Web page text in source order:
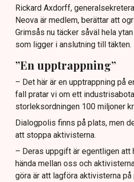
Rickard Axdorff,
Neova är medlem, berättar att
Grimsås nu täcker såväl hela
som ligger i anslutning till täkten.
”En upptrappning”
– Det här är en upptrappning på
fall pratar vi om ett
storleksordningen 100 miljoner
Dialogpolis finns på plats, men
att stoppa aktivisterna.
– Deras uppgift är egentligen att
hända mellan oss och
göra är att lagföra aktivisterna